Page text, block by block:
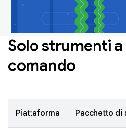
Solo strumenti
comando
Piattaforma Pacchetto di